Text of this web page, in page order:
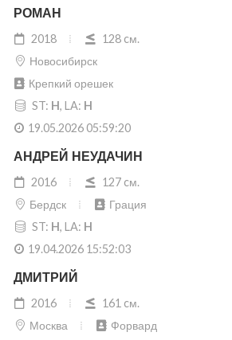
РОМАН
2018
128 cм.
Новосибирск
Крепкий орешек
ST: H, LA: H
19.05.2026 05:59:20
АНДРЕЙ НЕУДАЧИН
2016
127 cм.
Бердск
Грация
ST: H, LA: H
19.04.2026 15:52:03
ДМИТРИЙ
2016
161 cм.
Москва
Форвард